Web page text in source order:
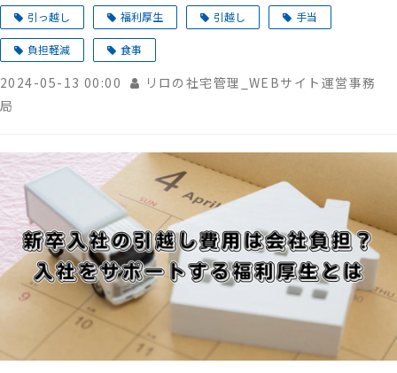
引っ越し 福利厚生 引越し 手当
負担軽減 食事
2024-05-13 00:00
リロの社宅管理_WEBサイト運営事務
局